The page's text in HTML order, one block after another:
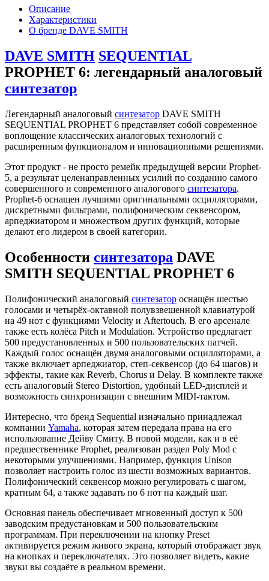
Описание
Характеристики
О бренде DAVE SMITH
DAVE SMITH SEQUENTIAL
PROPHET 6: легендарный аналоговый
синтезатор
Легендарный аналоговый синтезатор DAVE SMITH
SEQUENTIAL PROPHET 6 представляет собой современное
воплощение классических аналоговых технологий с
расширенным функционалом и инновационными решениями.
Этот продукт - не просто ремейк предыдущей версии Prophet-
5, а результат целенаправленных усилий по созданию самого
совершенного и современного аналогового синтезатора.
Prophet-6 оснащен лучшими оригинальными осцилляторами,
дискретными фильтрами, полифоническим секвенсором,
арпеджиатором и множеством других функций, которые
делают его лидером в своей категории.
Особенности синтезатора DAVE
SMITH SEQUENTIAL PROPHET 6
Полифонический аналоговый синтезатор оснащён шестью
голосами и четырёх-октавной полувзвешенной клавиатурой
на 49 нот с функциями Velocity и Aftertouch. В его арсенале
также есть колёса Pitch и Modulation. Устройство предлагает
500 предустановленных и 500 пользовательских патчей.
Каждый голос оснащён двумя аналоговыми осцилляторами, а
также включает арпеджиатор, степ-секвенсор (до 64 шагов) и
эффекты, такие как Reverb, Chorus и Delay. В комплекте также
есть аналоговый Stereo Distortion, удобный LED-дисплей и
возможность синхронизации с внешним MIDI-тактом.
Интересно, что бренд Sequential изначально принадлежал
компании Yamaha, которая затем передала права на его
использование Дейву Смиту. В новой модели, как и в её
предшественнике Prophet, реализован раздел Poly Mod с
некоторыми улучшениями. Например, функция Unison
позволяет настроить голос из шести возможных вариантов.
Полифонический секвенсор можно регулировать с шагом,
кратным 64, а также задавать по 6 нот на каждый шаг.
Основная панель обеспечивает мгновенный доступ к 500
заводским предустановкам и 500 пользовательским
программам. При переключении на кнопку Preset
активируется режим живого экрана, который отображает звук
на кнопках и переключателях. Это позволяет видеть, какие
звуки вы создаёте в реальном времени.